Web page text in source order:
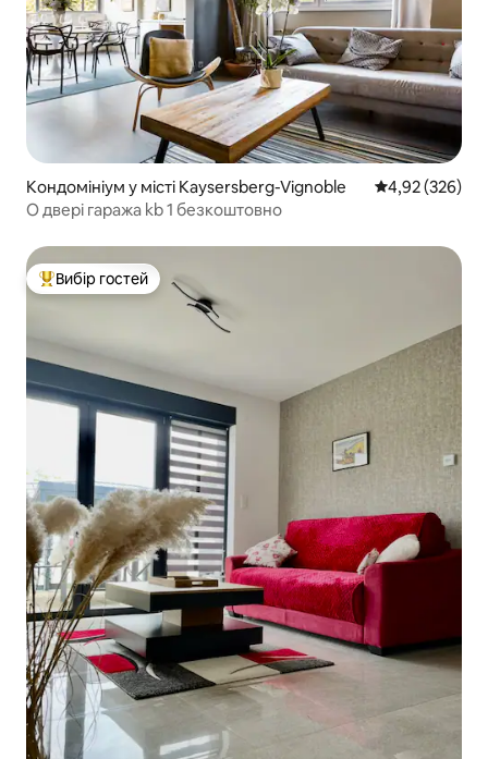
Кондомініум у місті Kaysersberg-Vignoble Середня
4,92 (326)
О двері гаража kb 1 безкоштовно
Топ вибір гостей
Вибір гостей